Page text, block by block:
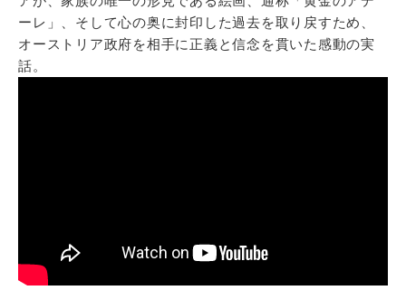
ーレ」、そして心の奥に封印した過去を取り戻すため、
オーストリア政府を相手に正義と信念を貫いた感動の実
話。